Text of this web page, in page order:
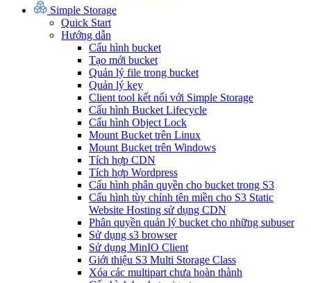
Simple Storage
Quick Start
Hướng dẫn
Cấu hình bucket
Tạo mới bucket
Quản lý file trong bucket
Quản lý key
Client tool kết nối với Simple Storage
Cấu hình Bucket Lifecycle
Cấu hình Object Lock
Mount Bucket trên Linux
Mount Bucket trên Windows
Tích hợp CDN
Tích hợp Wordpress
Cấu hình phân quyền cho bucket trong S3
Cấu hình tùy chỉnh tên miền cho S3 Static
Website Hosting sử dụng CDN
Phân quyền quản lý bucket cho những subuser
Sử dụng s3 browser
Sử dụng MinIO Client
Giới thiệu S3 Multi Storage Class
Xóa các multipart chưa hoàn thành